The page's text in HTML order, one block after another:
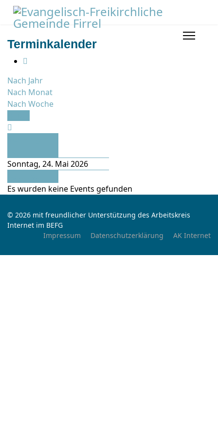
Terminkalender
Nach Jahr
Nach Monat
Nach Woche
Sonntag, 24. Mai 2026
Es wurden keine Events gefunden
© 2026 mit freundlicher Unterstützung des Arbeitskreis
Internet im BEFG
Impressum
Datenschutzerklärung AK Internet